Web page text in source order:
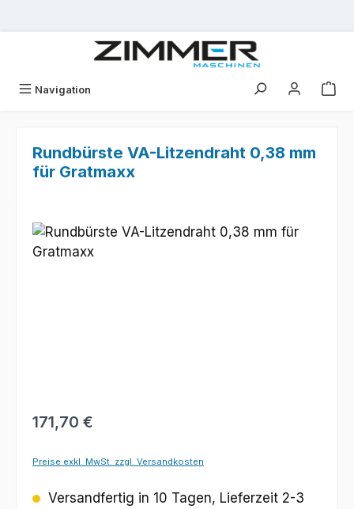
Navigation
Rundbürste VA-Litzendraht 0,38 mm
für Gratmaxx
Bildergalerie überspringen
Regulärer Preis:
171,70 €
Preise exkl. MwSt. zzgl. Versandkosten
Versandfertig in 10 Tagen, Lieferzeit 2-3